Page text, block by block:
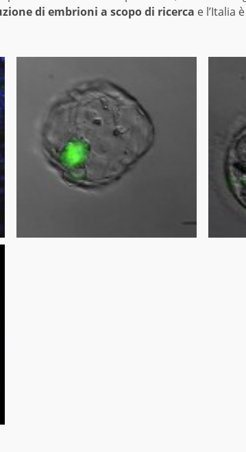
di embrioni a scopo di ricerca e l’Italia